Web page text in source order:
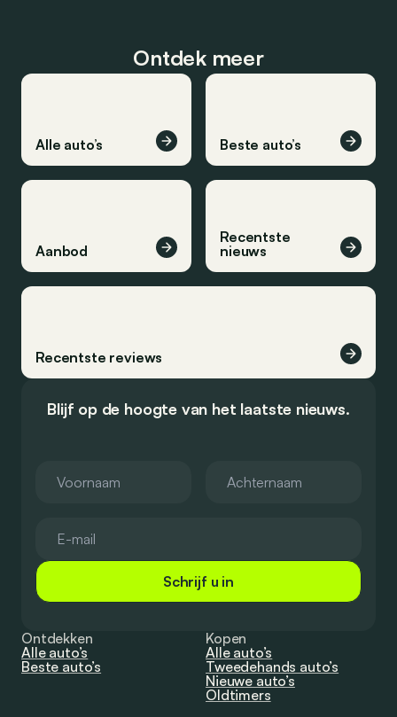
Ontdek meer
Alle auto’s Beste auto’s
Aanbod
Recentste
nieuws
Recentste reviews
Blijf op de hoogte van het laatste nieuws.
Schrijf u in
Ontdekken
Alle auto’s
Beste auto’s
Kopen
Alle auto’s
Tweedehands auto’s
Nieuwe auto’s
Oldtimers